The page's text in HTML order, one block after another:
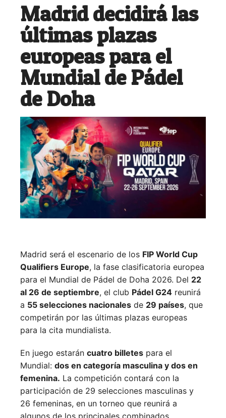
Madrid decidirá las
últimas plazas
europeas para el
Mundial de Pádel
de Doha
Madrid será el escenario de los FIP World Cup
Qualifiers Europe, la fase clasificatoria europea
para el Mundial de Pádel de Doha 2026. Del 22
al 26 de septiembre, el club Pádel G24 reunirá
a 55 selecciones nacionales de 29 países, que
competirán por las últimas plazas europeas
para la cita mundialista.
En juego estarán cuatro billetes para el
Mundial: dos en categoría masculina y dos en
femenina. La competición contará con la
participación de 29 selecciones masculinas y
26 femeninas, en un torneo que reunirá a
algunos de los principales combinados